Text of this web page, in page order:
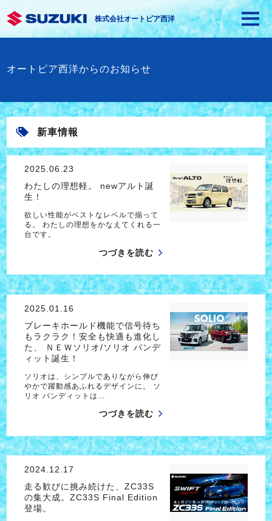
株式会社オートピア西洋
オートピア西洋からのお知らせ
新車情報
2025.06.23
わたしの理想軽。 newアルト誕
生！
欲しい性能がベストなレベルで揃って
る。 わたしの理想をかなえてくれる一
台です。
つづきを読む
2025.01.16
ブレーキホールド機能で信号待ち
もラクラク！安全も快適も進化し
た、 ＮＥＷソリオ/ソリオ バンデ
ィット誕生！
ソリオは、シンプルでありながら伸び
やかで躍動感あふれるデザインに。 ソ
リオ バンディットは…
つづきを読む
2024.12.17
走る歓びに挑み続けた、ZC33S
の集大成。ZC33S Final Edition
登場。